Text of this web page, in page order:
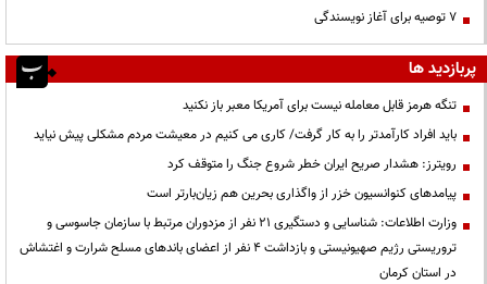
۷ توصیه برای آغاز نویسندگی
پربازدید ها
تنگه هرمز قابل معامله نیست برای آمریکا معبر باز نکنید
باید افراد کارآمدتر را به کار گرفت/ کاری می کنیم در معیشت مردم مشکلی پیش نیاید
رویترز: هشدار صریح ایران خطر شروع جنگ را متوقف کرد
پیامدهای کنوانسیون خزر از واگذاری بحرین هم زیان‌بارتر است
وزارت اطلاعات: شناسایی و دستگیری ۲۱ نفر از مزدوران مرتبط با سازمان جاسوسی و
تروریستی رژیم صهیونیستی و بازداشت ۴ نفر از اعضای باندهای مسلح شرارت و اغتشاش
در استان کرمان